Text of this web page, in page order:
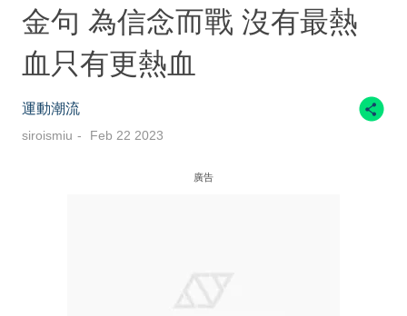
金句 為信念而戰 沒有最熱
血只有更熱血
運動潮流
siroismiu Feb 22 2023
廣告